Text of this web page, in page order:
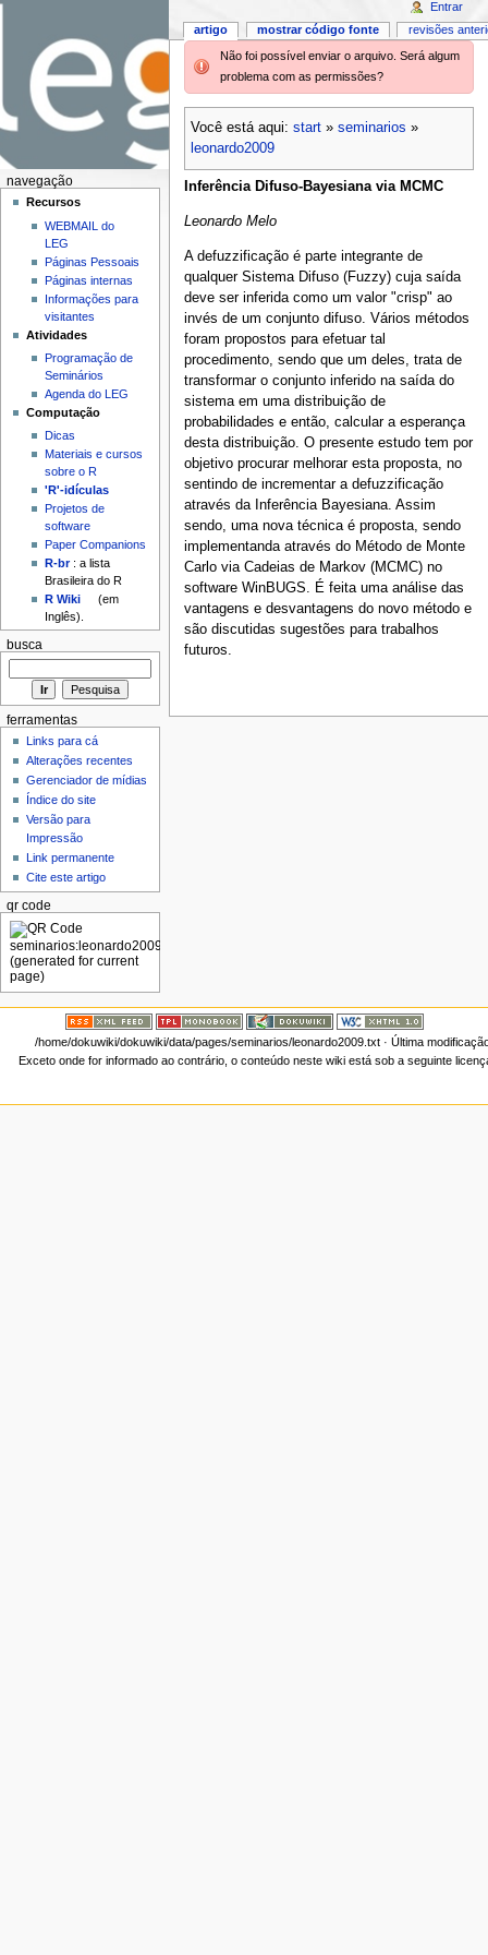
Não foi possível enviar o arquivo. Será algum
problema com as permissões?
Você está aqui: start» seminarios »
leonardo2009
Inferência Difuso-Bayesiana via MCMC
Leonardo Melo
A defuzzificação é parte integrante de
qualquer Sistema Difuso (Fuzzy) cuja saída
deve ser inferida como um valor "crisp" ao
invés de um conjunto difuso. Vários métodos
foram propostos para efetuar tal
procedimento, sendo que um deles, trata de
transformar o conjunto inferido na saída do
sistema em uma distribuição de
probabilidades e então, calcular a esperança
desta distribuição. O presente estudo tem por
objetivo procurar melhorar esta proposta, no
sentindo de incrementar a defuzzificação
através da Inferência Bayesiana. Assim
sendo, uma nova técnica é proposta, sendo
implementanda através do Método de Monte
Carlo via Cadeias de Markov (MCMC) no
software WinBUGS. É feita uma análise das
vantagens e desvantagens do novo método e
são discutidas sugestões para trabalhos
futuros.
artigo mostrar código fonte revisões
Entrar
navegação
Recursos
WEBMAIL do
LEG
Páginas Pessoais
Páginas internas
Informações para
visitantes
Atividades
Programação de
Seminários
Agenda do LEG
Computação
Dicas
Materiais e cursos
sobre o R
'R'-idículas
Projetos de
software
Paper Companions
R-br: a lista
Brasileira do R
R Wiki
(em
Inglês).
busca
ferramentas
Links para cá
Alterações recentes
Gerenciador de mídias
Índice do site
Versão para
Impressão
Link permanente
Cite este artigo
qr code
/home/dokuwiki/dokuwiki/data/pages/seminarios/leonardo2009.txt· Última
Exceto onde for informado ao contrário, o conteúdo neste wiki está sob a seguinte